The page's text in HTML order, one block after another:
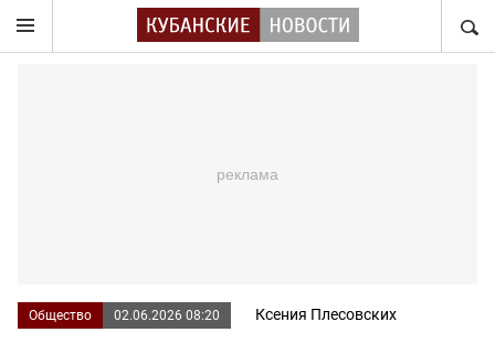
Общество 02.06.2026 08:20 Ксения Плесовских